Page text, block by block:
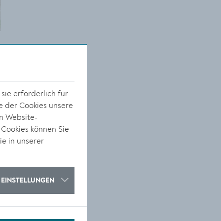
sie erforderlich für
Cookies unsere
Website-
können Sie
in unserer
EINSTELLUNGEN